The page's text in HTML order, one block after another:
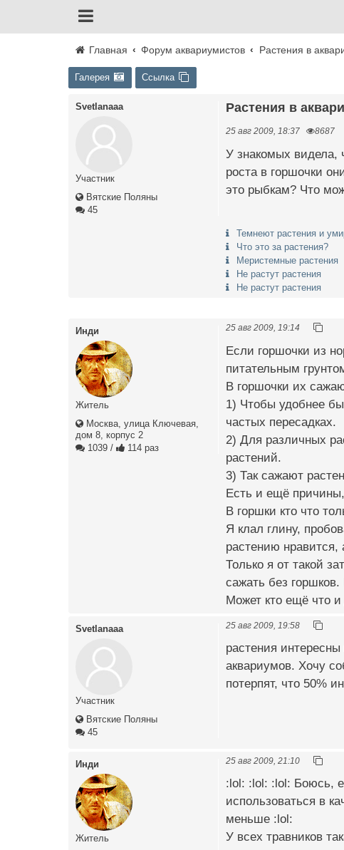
Главная Форум аквариумистов Растения в
Галерея Ссылка
Svetlanaaa
Участник
Вятские Поляны
45
Растения в
25 авг 2009, 18:37 8687
У знакомых видела,
роста в горшочки
это рыбкам? Что
Темнеют растения и
Что это за растения?
Меристемные растения
Не растут растения
Не растут растения
Инди
Житель
Москва, улица Ключевая,
дом 8, корпус 2
1039 / 114 раз
25 авг 2009, 19:14
Если горшочки из
питательным
В горшочки их
1) Чтобы удобнее
частых пересадках.
2) Для различных
растений.
3) Так сажают
Есть и ещё
В горшки кто что
Я клал глину,
растению нравится,
Только я от такой
сажать без
Может кто ещё что
Svetlanaaa
Участник
Вятские Поляны
45
25 авг 2009, 19:58
растения
аквариумов. Хочу
потерпят, что 50%
Инди
Житель
25 авг 2009, 21:10
:lol: :lol: :lol: Боюсь,
использоваться в
меньше :lol:
У всех травников